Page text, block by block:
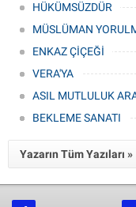
HÜKÜMSÜZDÜR
MÜSLÜMAN
ENKAZ ÇİÇEĞİ
VERA'YA
ASIL MUTLULUK
BEKLEME SANATI
Yazarın Tüm Yazıları »